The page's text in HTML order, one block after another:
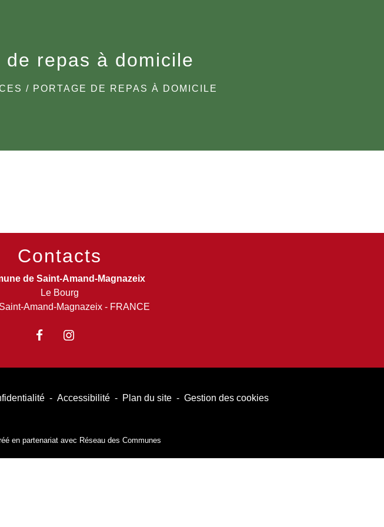
de repas à domicile
/ PORTAGE DE REPAS À DOMICILE
Contacts
de Saint-Amand-Magnazeix
Le Bourg
Amand-Magnazeix - FRANCE
- Accessibilité - Plan du site - Gestion des cookies
en partenariat avec Réseau des Communes